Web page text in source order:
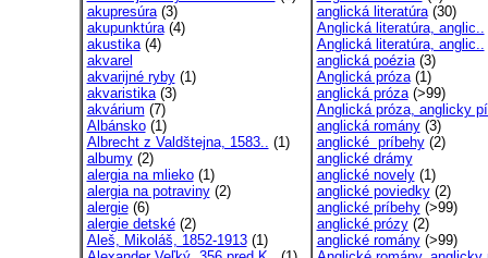
akupresúra(3)
akupunktúra(4)
akustika(4)
akvarel
akvarijné ryby(1)
akvaristika(3)
akvárium (7)
Albánsko(1)
Albrecht z Valdštejna, 1583.. (1)
albumy(2)
alergia na mlieko(1)
alergia na potraviny(2)
alergie(6)
alergie detské(2)
Aleš, Mikoláš, 1852-1913(1)
anglická literatúra(30)
Anglická literatúra, anglic..
Anglická literatúra, anglic..
anglická poézia(3)
Anglická próza(1)
anglická próza(>99)
Anglická próza, anglicky
anglická romány(3)
anglické príbehy(2)
anglické drámy
anglické novely(1)
anglické poviedky(2)
anglické príbehy(>99)
anglické prózy(2)
anglické romány(>99)